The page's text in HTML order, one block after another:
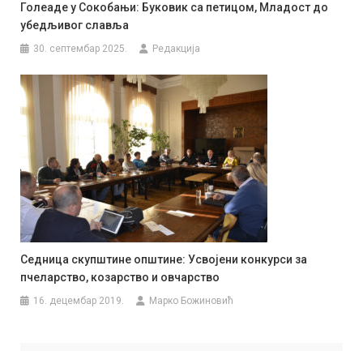
Голеаде у Сокобањи: Буковик са петицом, Младост до
убедљивог славља
30. септембар 2025. Редакција
Седница скупштине општине: Усвојени конкурси за
пчеларство, козарство и овчарство
16. децембар 2019. Марко Божиновић